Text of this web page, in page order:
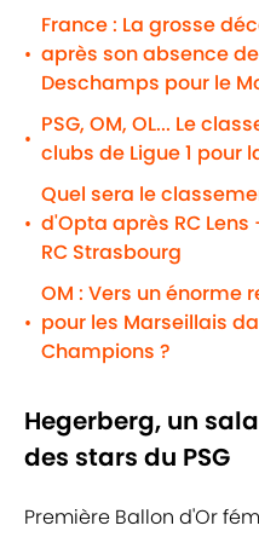
•
France : La grosse
après son absence
Deschamps pour le
•
PSG, OM, OL... Le
clubs de Ligue 1 pour
•
Quel sera le
d'Opta après RC
RC Strasbourg
•
OM : Vers un énorme
pour les Marseillais
Champions ?
Hegerberg, un
des stars du PSG
Première Ballon d'Or